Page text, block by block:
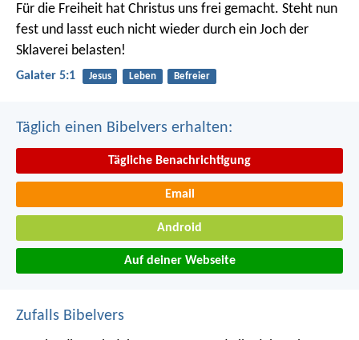
Für die Freiheit hat Christus uns frei gemacht. Steht nun
fest und lasst euch nicht wieder durch ein Joch der
Sklaverei belasten!
Galater 5:1 Jesus Leben Befreier
Täglich einen Bibelvers erhalten:
Tägliche Benachrichtigung
Email
Android
Auf deiner Webseite
Zufalls Bibelvers